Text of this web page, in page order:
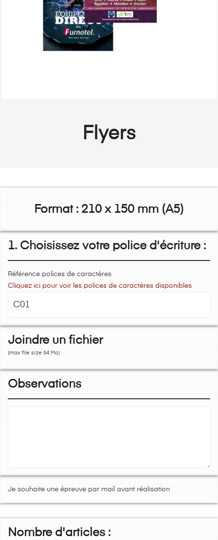
Flyers
Format : 210 x 150 mm (A5)
1. Choisissez votre police d'écriture :
Référence polices de caractères
Cliquez ici pour voir les polices de caractères disponibles
Joindre un fichier
(max file size 64 Mo)
Observations
Je souhaite une épreuve par mail avant réalisation
Nombre d'articles :